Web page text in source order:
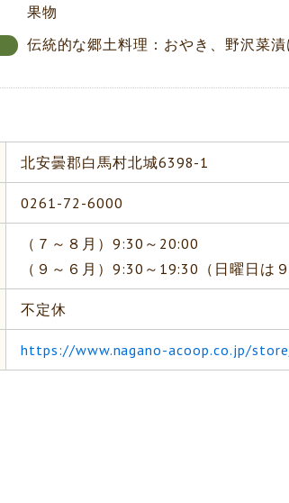
果物
伝統的な郷土料理：おやき、野沢菜漬
北安曇郡白馬村北城6398-1
0261-72-6000
（７～８月）9:30～20:00
（９～６月）9:30～19:30（日曜日は９
不定休
https://www.nagano-acoop.co.jp/